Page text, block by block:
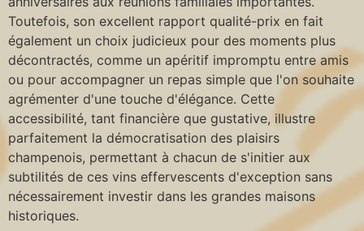
Toutefois, son excellent rapport qualité-prix en fait
également un choix judicieux pour des moments plus
décontractés, comme un apéritif impromptu entre amis
ou pour accompagner un repas simple que l'on souhaite
agrémenter d'une touche d'élégance. Cette
accessibilité, tant financière que gustative, illustre
parfaitement la démocratisation des plaisirs
champenois, permettant à chacun de s'initier aux
subtilités de ces vins effervescents d'exception sans
nécessairement investir dans les grandes maisons
historiques.